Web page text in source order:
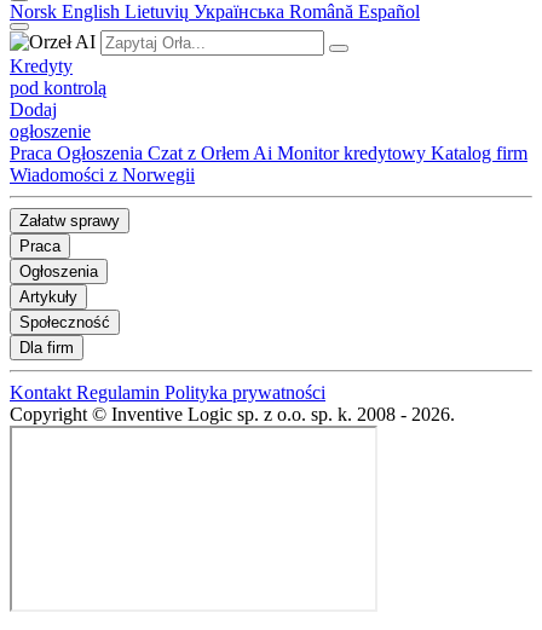
Norsk English Lietuvių Українська Română Español
Kredyty
pod kontrolą
Dodaj
ogłoszenie
Praca Ogłoszenia Czat z Orłem Ai Monitor kredytowy Katalog firm
Wiadomości z Norwegii
Załatw sprawy
Praca
Ogłoszenia
Artykuły
Społeczność
Dla firm
Kontakt Regulamin Polityka prywatności
Copyright © Inventive Logic sp. z o.o. sp. k. 2008 - 2026.